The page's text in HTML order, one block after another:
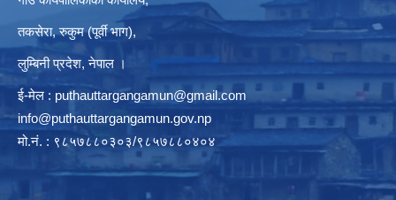
तकसेरा, रुकुम (पूर्वी भाग),
लुम्बिनी प्रदेश, नेपाल ।
ई-मेल : puthauttargangamun@gmail.com
info@puthauttargangamun.gov.np
मो.नं. : ९८५७८८०३०३/९८५७८८०४०४